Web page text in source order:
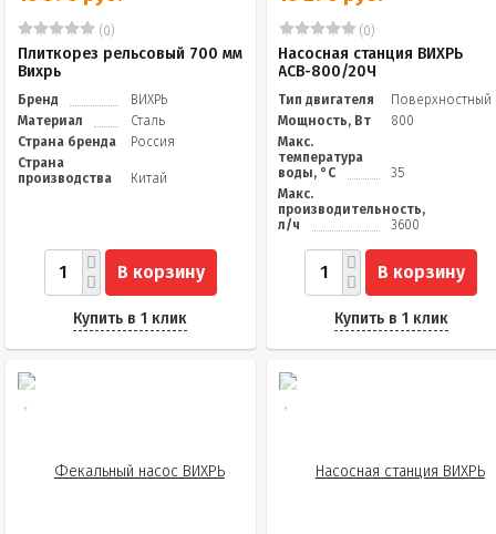
(0)
Плиткорез рельсовый 700 мм
Вихрь
Бренд
ВИХРЬ
Материал
Сталь
Страна бренда
Россия
Страна
производства
Китай
В корзину
Купить в 1 клик
(0)
Насосная станция ВИХРЬ
АСВ-800/20Ч
Тип двигателя
Поверхностный
Мощность, Вт
800
Макс.
температура
воды, °C
35
Макс.
производительность,
л/ч
3600
В корзину
Купить в 1 клик